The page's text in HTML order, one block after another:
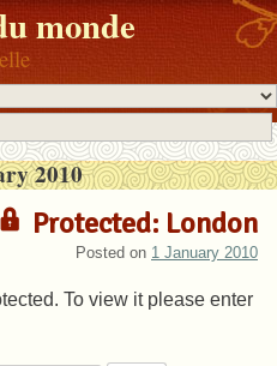
monde
2010
Protected: London
Posted on 1 January 2010
To view it please enter